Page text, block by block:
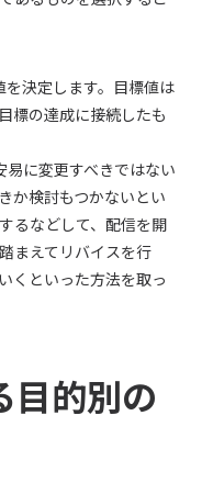
決定します。目標値は
標の達成に接続したも
に変更すべきではない
か検討もつかないとい
るなどして、配信を開
まえてリバイスを行
くといった方法を取っ
目的別の